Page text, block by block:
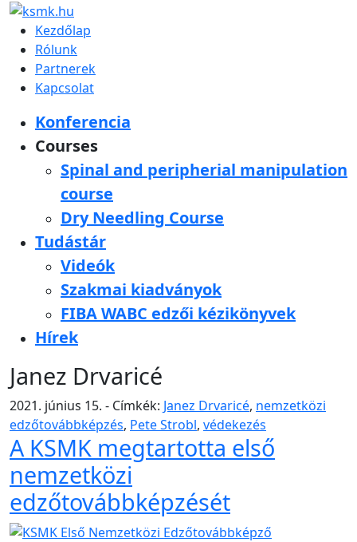
Kezdőlap
Rólunk
Partnerek
Kapcsolat
Konferencia
Courses
Spinal and peripherial manipulation
course
Dry Needling Course
Tudástár
Videók
Szakmai kiadványok
FIBA WABC edzői kézikönyvek
Hírek
Janez Drvaricé
2021. június 15. - Címkék: Janez Drvaricé, nemzetközi
edzőtovábbképzés, Pete Strobl, védekezés
A KSMK megtartotta első
nemzetközi
edzőtovábbképzését